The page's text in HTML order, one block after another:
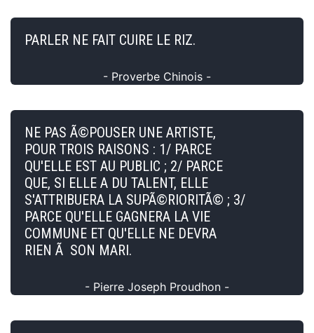
PARLER NE FAIT CUIRE LE RIZ.
- Proverbe Chinois -
NE PAS Ã©POUSER UNE ARTISTE,
POUR TROIS RAISONS : 1/ PARCE
QU'ELLE EST AU PUBLIC ; 2/ PARCE
QUE, SI ELLE A DU TALENT, ELLE
S'ATTRIBUERA LA SUPÃ©RIORITÃ© ; 3/
PARCE QU'ELLE GAGNERA LA VIE
COMMUNE ET QU'ELLE NE DEVRA
RIEN Ã SON MARI.
- Pierre Joseph Proudhon -